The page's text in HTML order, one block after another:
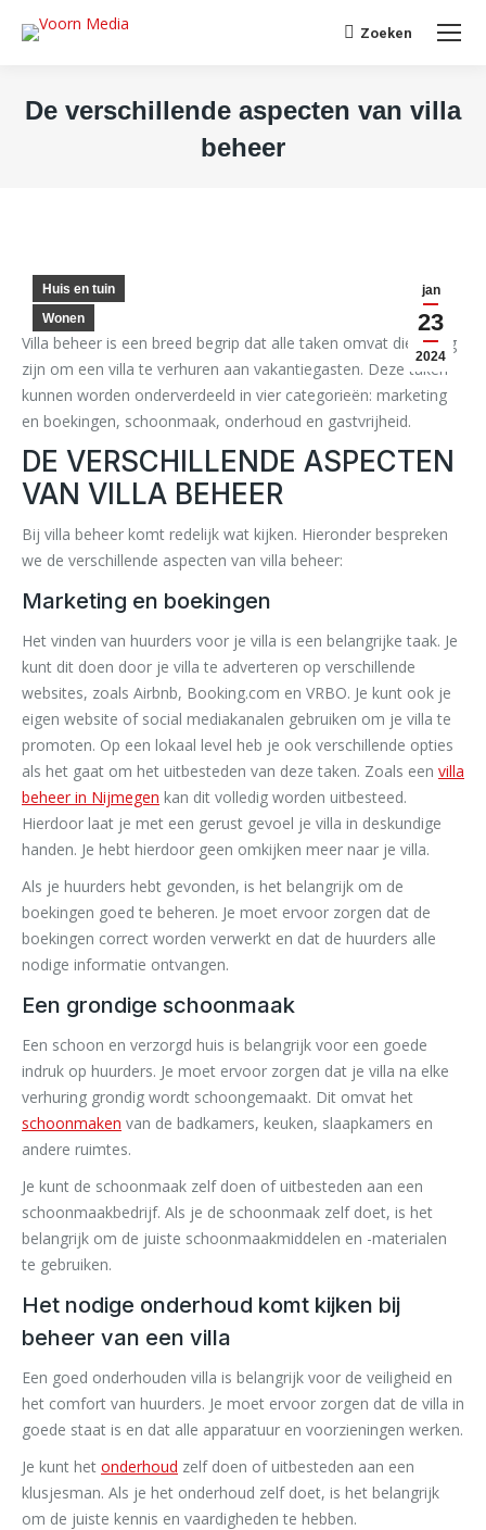
Search:
Zoeken
De verschillende aspecten van villa
beheer
jan
23
2024
Huis en tuin
Wonen
Villa beheer is een breed begrip dat alle taken omvat die nodig
zijn om een villa te verhuren aan vakantiegasten. Deze taken
kunnen worden onderverdeeld in vier categorieën: marketing
en boekingen, schoonmaak, onderhoud en gastvrijheid.
DE VERSCHILLENDE ASPECTEN
VAN VILLA BEHEER
Bij villa beheer komt redelijk wat kijken. Hieronder bespreken
we de verschillende aspecten van villa beheer:
Marketing en boekingen
Het vinden van huurders voor je villa is een belangrijke taak. Je
kunt dit doen door je villa te adverteren op verschillende
websites, zoals Airbnb, Booking.com en VRBO. Je kunt ook je
eigen website of social mediakanalen gebruiken om je villa te
promoten. Op een lokaal level heb je ook verschillende opties
als het gaat om het uitbesteden van deze taken. Zoals een villa
beheer in Nijmegen kan dit volledig worden uitbesteed.
Hierdoor laat je met een gerust gevoel je villa in deskundige
handen. Je hebt hierdoor geen omkijken meer naar je villa.
Als je huurders hebt gevonden, is het belangrijk om de
boekingen goed te beheren. Je moet ervoor zorgen dat de
boekingen correct worden verwerkt en dat de huurders alle
nodige informatie ontvangen.
Een grondige schoonmaak
Een schoon en verzorgd huis is belangrijk voor een goede
indruk op huurders. Je moet ervoor zorgen dat je villa na elke
verhuring grondig wordt schoongemaakt. Dit omvat het
schoonmaken van de badkamers, keuken, slaapkamers en
andere ruimtes.
Je kunt de schoonmaak zelf doen of uitbesteden aan een
schoonmaakbedrijf. Als je de schoonmaak zelf doet, is het
belangrijk om de juiste schoonmaakmiddelen en -materialen
te gebruiken.
Het nodige onderhoud komt kijken bij
beheer van een villa
Een goed onderhouden villa is belangrijk voor de veiligheid en
het comfort van huurders. Je moet ervoor zorgen dat de villa in
goede staat is en dat alle apparatuur en voorzieningen werken.
Je kunt het onderhoud zelf doen of uitbesteden aan een
klusjesman. Als je het onderhoud zelf doet, is het belangrijk
om de juiste kennis en vaardigheden te hebben.